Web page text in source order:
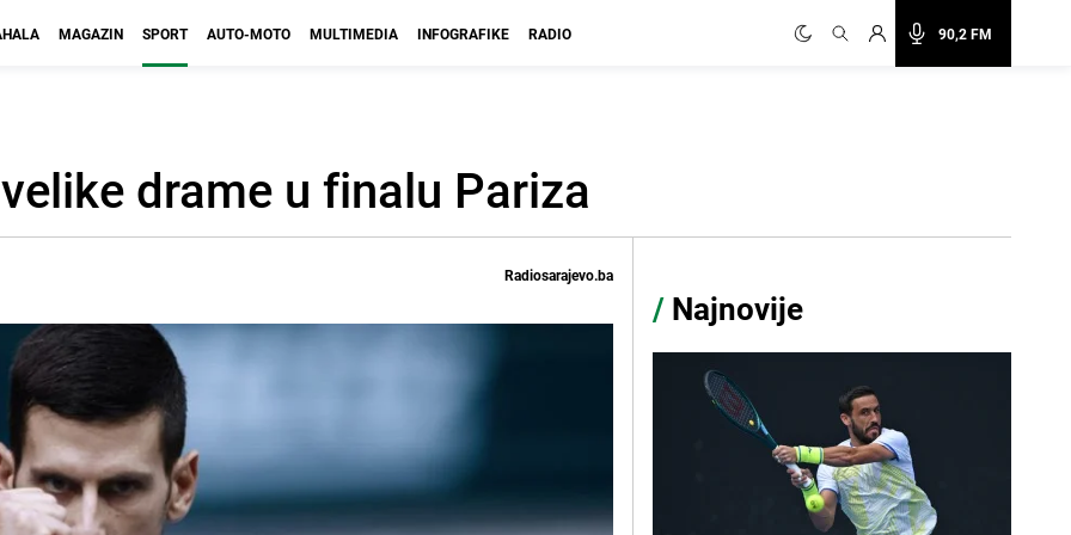
90,2 FM
MAGAZIN SPORT AUTO-MOTO MULTIMEDIA INFOGRAFIKE RADIO
drame u finalu Pariza
Radiosarajevo.ba
/ Najnovije